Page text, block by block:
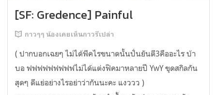
[SF: Gredence] Painful
กาวๆๆ น้องเคยเห็นกาวรึเปล่า
( ปากบอกเฉยๆ ไม่ได้พีคไรขนาดนั้นปั่นยันตี3คืออะไร บ้า
บอ ฟฟฟฟฟฟฟฟฟไม่ได้แต่งฟิคมาหลายปี YwY ขุดสกิลกัน
สุดๆ ดีแย่อย่างไรอย่าว่ากันนะคะ แงววว )